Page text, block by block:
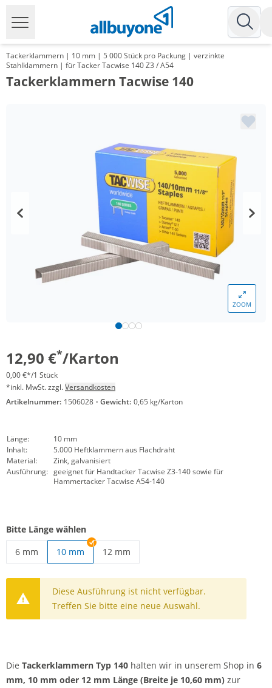
Tackerklammern | 10 mm | 5 000 Stück pro Packung | verzinkte
Stahlklammern | für Tacker Tacwise 140 Z3 / A54
Tackerklammern Tacwise 140
ZOOM
12,90 €*/Karton
0,00 €*/1 Stück
*inkl. MwSt. zzgl.Versandkosten
Artikelnummer: 1506028 · Gewicht: 0,65 kg/Karton
Länge:
10 mm
Inhalt:
5.000 Heftklammern aus Flachdraht
Material:
Zink, galvanisiert
Ausführung: geeignet für Handtacker Tacwise Z3-140 sowie für
Hammertacker Tacwise A54-140
Bitte Länge wählen
6 mm
10 mm
12 mm
Diese Ausführung ist nicht verfügbar.
Treffen Sie bitte eine neue Auswahl.
Die Tackerklammern Typ 140 halten wir in unserem Shop in 6
mm, 10 mm oder 12 mm Länge (Breite je 10,60 mm) zur